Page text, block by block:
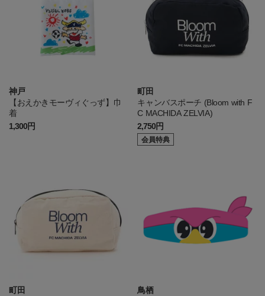
神戸
【おえかきモーヴィぐっず】巾
着
1,300円
町田
キャンバスポーチ (Bloom with F
C MACHIDA ZELVIA)
2,750円
会員特典
町田
鳥栖